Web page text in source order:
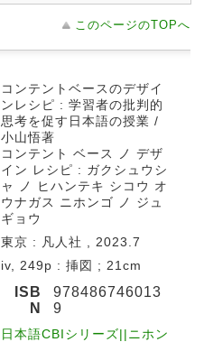
このページのTOPへ
コンテントベースのデザイ
ンレシピ : 学習者の批判的
思考を促す日本語の授業 /
小山悟著
コンテント ベース ノ デザ
イン レシピ : ガクシュウシ
ャ ノ ヒハンテキ シコウ オ
ウナガス ニホンゴ ノ ジュ
ギョウ
東京 : 凡人社 , 2023.7
iv, 249p : 挿図 ; 21cm
ISB
N
978486746013
9
日本語CBIシリーズ||ニホン